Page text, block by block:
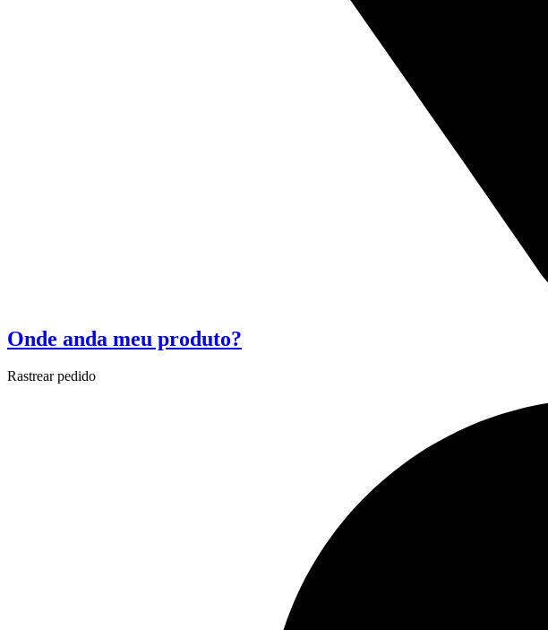
Onde anda meu produto?
Rastrear pedido